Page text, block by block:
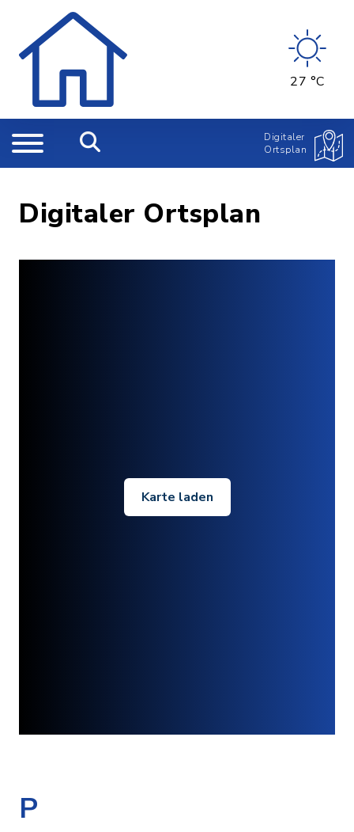
27 °C
Digitaler
Ortsplan
Digitaler Ortsplan
Karte laden
P